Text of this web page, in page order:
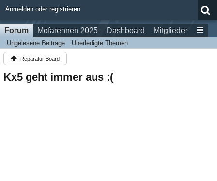
Anmelden oder registrieren
Forum Mofarennen 2025 Dashboard Mitglieder
Ungelesene Beiträge Unerledigte Themen
Reparatur Board
Kx5 geht immer aus :(